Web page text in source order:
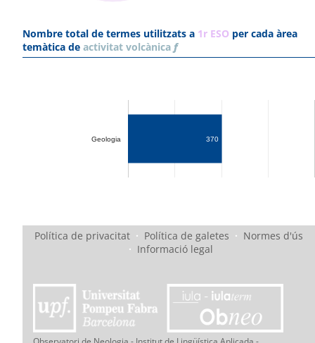
Nombre total de termes utilitzats a 1r ESO per cada àrea
temàtica de activitat volcànica f
Geologia 370
Política de privacitat · Política de galetes · Normes d'ús
· Informació legal